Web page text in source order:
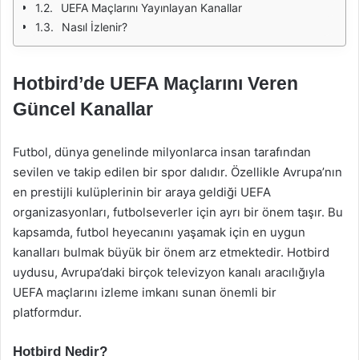
UEFA Maçlarını Yayınlayan Kanallar
Nasıl İzlenir?
Hotbird’de UEFA Maçlarını Veren
Güncel Kanallar
Futbol, dünya genelinde milyonlarca insan tarafından
sevilen ve takip edilen bir spor dalıdır. Özellikle Avrupa’nın
en prestijli kulüplerinin bir araya geldiği UEFA
organizasyonları, futbolseverler için ayrı bir önem taşır. Bu
kapsamda, futbol heyecanını yaşamak için en uygun
kanalları bulmak büyük bir önem arz etmektedir. Hotbird
uydusu, Avrupa’daki birçok televizyon kanalı aracılığıyla
UEFA maçlarını izleme imkanı sunan önemli bir
platformdur.
Hotbird Nedir?